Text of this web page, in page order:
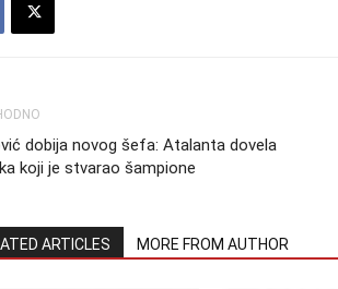
dobija novog šefa: Atalanta dovela
koji je stvarao šampione
ARTICLES MORE FROM AUTHOR